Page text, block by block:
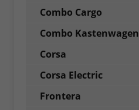
Combo Cargo
Combo Kastenwagen
Corsa
Corsa Electric
Frontera